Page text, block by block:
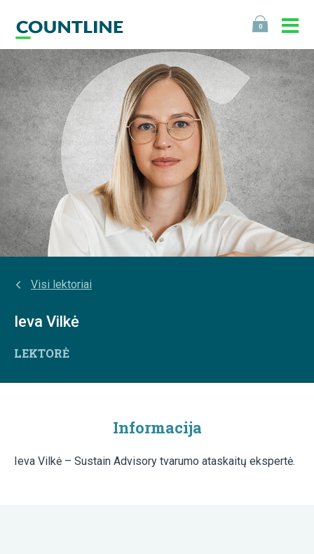
0
Visi lektoriai
Ieva Vilkė
LEKTORĖ
Informacija
Ieva Vilkė – Sustain Advisory tvarumo ataskaitų ekspertė.